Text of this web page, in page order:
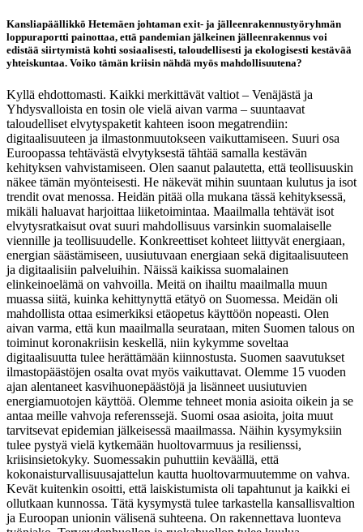
Kansliapäällikkö Hetemäen johtaman exit- ja jälleenrakennustyöryhmän
loppuraportti painottaa, että pandemian jälkeinen jälleenrakennus voi
edistää siirtymistä kohti sosiaalisesti, taloudellisesti ja ekologisesti kestävää
yhteiskuntaa. Voiko tämän kriisin nähdä myös mahdollisuutena?
Kyllä ehdottomasti. Kaikki merkittävät valtiot – Venäjästä ja
Yhdysvalloista en tosin ole vielä aivan varma – suuntaavat
taloudelliset elvytyspaketit kahteen isoon megatrendiin:
digitaalisuuteen ja ilmastonmuutokseen vaikuttamiseen. Suuri osa
Euroopassa tehtävästä elvytyksestä tähtää samalla kestävän
kehityksen vahvistamiseen. Olen saanut palautetta, että teollisuuskin
näkee tämän myönteisesti. He näkevät mihin suuntaan kulutus ja isot
trendit ovat menossa. Heidän pitää olla mukana tässä kehityksessä,
mikäli haluavat harjoittaa liiketoimintaa. Maailmalla tehtävät isot
elvytysratkaisut ovat suuri mahdollisuus varsinkin suomalaiselle
viennille ja teollisuudelle. Konkreettiset kohteet liittyvät energiaan,
energian säästämiseen, uusiutuvaan energiaan sekä digitaalisuuteen
ja digitaalisiin palveluihin. Näissä kaikissa suomalainen
elinkeinoelämä on vahvoilla. Meitä on ihailtu maailmalla muun
muassa siitä, kuinka kehittynyttä etätyö on Suomessa. Meidän oli
mahdollista ottaa esimerkiksi etäopetus käyttöön nopeasti. Olen
aivan varma, että kun maailmalla seurataan, miten Suomen talous on
toiminut koronakriisin keskellä, niin kykymme soveltaa
digitaalisuutta tulee herättämään kiinnostusta. Suomen saavutukset
ilmastopäästöjen osalta ovat myös vaikuttavat. Olemme 15 vuoden
ajan alentaneet kasvihuonepäästöjä ja lisänneet uusiutuvien
energiamuotojen käyttöä. Olemme tehneet monia asioita oikein ja se
antaa meille vahvoja referenssejä. Suomi osaa asioita, joita muut
tarvitsevat epidemian jälkeisessä maailmassa. Näihin kysymyksiin
tulee pystyä vielä kytkemään huoltovarmuus ja resilienssi,
kriisinsietokyky. Suomessakin puhuttiin keväällä, että
kokonaisturvallisuusajattelun kautta huoltovarmuutemme on vahva.
Kevät kuitenkin osoitti, että laiskistumista oli tapahtunut ja kaikki ei
ollutkaan kunnossa. Tätä kysymystä tulee tarkastella kansallisvaltion
ja Euroopan unionin välisenä suhteena. On rakennettava luonteva